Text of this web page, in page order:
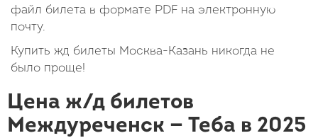
файл билета в формате PDF на электронную
почту.
Купить жд билеты Москва-Казань никогда не
было проще!
Цена ж/д билетов
Междуреченск — Теба в 2025